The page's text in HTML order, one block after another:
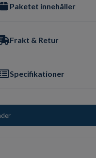
Paketet innehåller
Frakt & Retur
Specifikationer